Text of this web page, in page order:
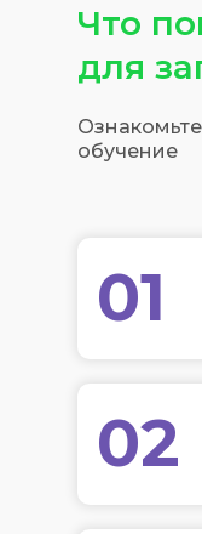
Что
для
обучение
01
02